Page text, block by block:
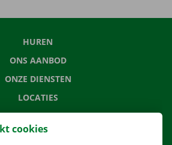
HUREN
ONS AANBOD
ONZE DIENSTEN
LOCATIES
APP
cookies